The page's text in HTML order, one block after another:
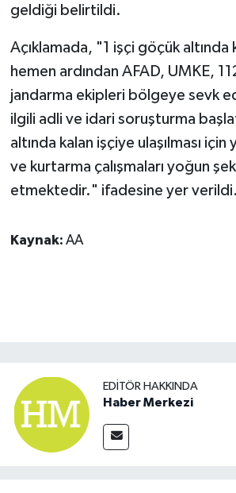
geldiği belirtildi.
Açıklamada, "1 işçi göçük altında
hemen ardından AFAD, UMKE,
jandarma ekipleri bölgeye sevk
ilgili adli ve idari soruşturma
altında kalan işçiye ulaşılması
ve kurtarma çalışmaları yoğun
etmektedir." ifadesine yer verildi.
Kaynak: AA
EDITÖR HAKKINDA
Haber Merkezi